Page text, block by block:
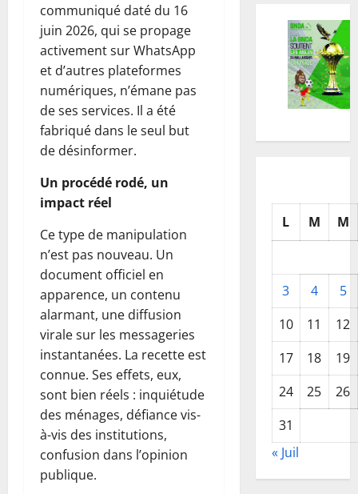
communiqué daté du 16
juin 2026, qui se propage
activement sur WhatsApp
et d’autres plateformes
numériques, n’émane pas
de ses services. Il a été
fabriqué dans le seul but
de désinformer.
Un procédé rodé, un
impact réel
Ce type de manipulation
n’est pas nouveau. Un
document officiel en
apparence, un contenu
alarmant, une diffusion
virale sur les messageries
instantanées. La recette est
connue. Ses effets, eux,
sont bien réels : inquiétude
des ménages, défiance vis-
à-vis des institutions,
confusion dans l’opinion
publique.
L M M
3 4
5
10
11
12
17
18
19
24
25
26
31
« Juil